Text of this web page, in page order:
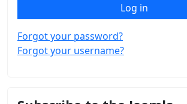
Log in
Forgot your password?
Forgot your username?